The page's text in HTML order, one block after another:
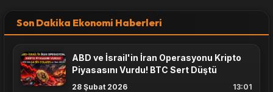
Son Dakika Ekonomi Haberleri
ABD ve İsrail'in İran Operasyonu Kripto
Piyasasını Vurdu! BTC Sert Düştü
28 Şubat 2026 13:01